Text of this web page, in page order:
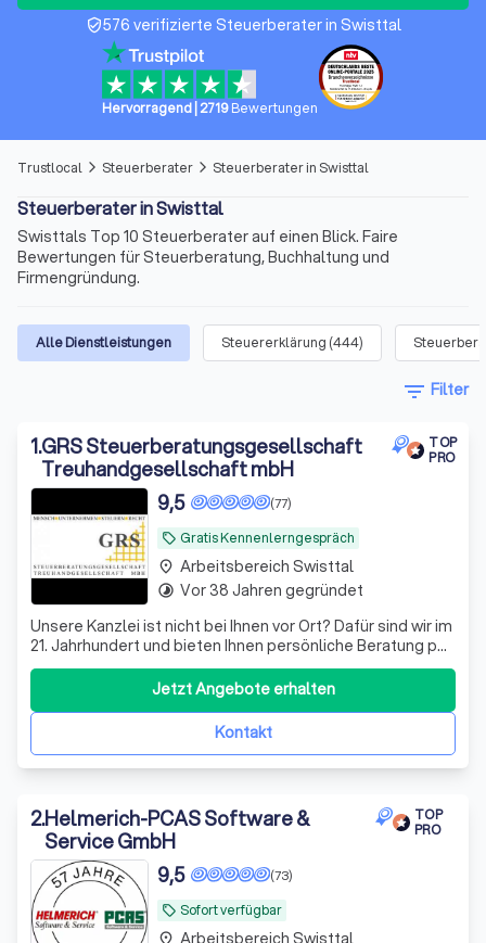
verified_user576 verifizierte Steuerberater in Swisttal
Hervorragend 2719Bewertungen
Trustlocal arrow_forward_ios Steuerberater arrow_forward_ios Steuerberater in Swisttal
Steuerberater in Swisttal
Swisttals Top 10 Steuerberater auf einen Blick. Faire
Bewertungen für Steuerberatung, Buchhaltung und
Firmengründung.
Alle Dienstleistungen Steuererklärung (444)
filter_list Filter
1.GRS Steuerberatungsgesellschaft
Treuhandgesellschaft mbH
TOP
PRO
local_offer Gratis Kennenlerngespräch
(77)
9,5
Unsere Kanzlei ist nicht bei Ihnen vor Ort? Dafür sind wir im
21. Jahrhundert und bieten Ihnen persönliche Beratung per
Video, WhatsApp und anderen Medien - wir sehen uns!
Datenaustausch - digital
Kontakt
Jetzt Angebote erhalten
place Arbeitsbereich Swisttal
timelapse Vor 38 Jahren gegründet
2.Helmerich-PCAS Software &
Service GmbH
TOP
PRO
local_offer Sofort verfügbar
(73)
9,5
place Arbeitsbereich Swisttal